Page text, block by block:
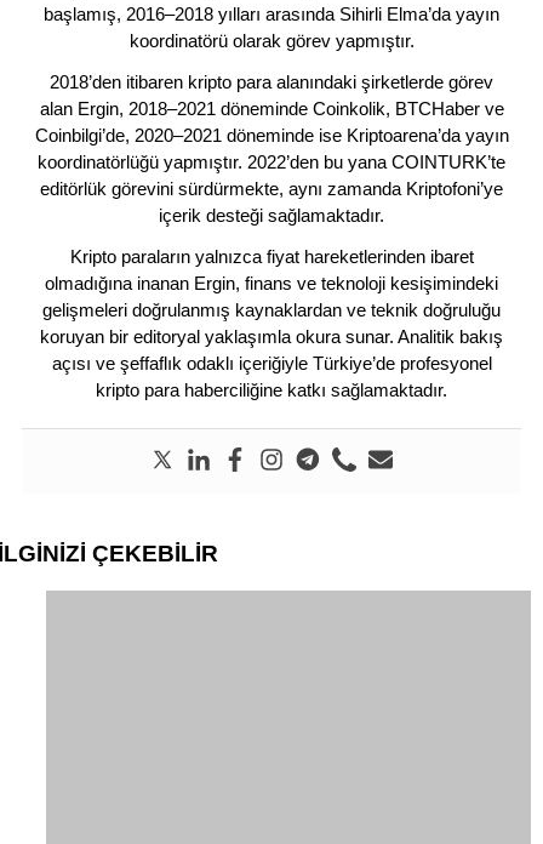
başlamış, 2016–2018 yılları arasında Sihirli Elma’da yayın
koordinatörü olarak görev yapmıştır.
2018’den itibaren kripto para alanındaki şirketlerde görev
alan Ergin, 2018–2021 döneminde Coinkolik, BTCHaber ve
Coinbilgi’de, 2020–2021 döneminde ise Kriptoarena’da yayın
koordinatörlüğü yapmıştır. 2022’den bu yana COINTURK’te
editörlük görevini sürdürmekte, aynı zamanda Kriptofoni’ye
içerik desteği sağlamaktadır.
Kripto paraların yalnızca fiyat hareketlerinden ibaret
olmadığına inanan Ergin, finans ve teknoloji kesişimindeki
gelişmeleri doğrulanmış kaynaklardan ve teknik doğruluğu
koruyan bir editoryal yaklaşımla okura sunar. Analitik bakış
açısı ve şeffaflık odaklı içeriğiyle Türkiye’de profesyonel
kripto para haberciliğine katkı sağlamaktadır.
ÇEKEBİLİR